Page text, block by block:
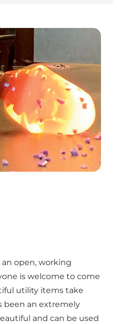
an open, working
is welcome to come
utility items take
been an extremely
and can be used